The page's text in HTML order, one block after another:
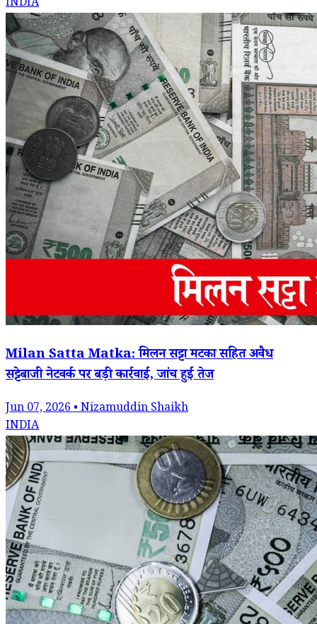
INDIA
Milan Satta Matka: मिलन सट्टा मटका सहित अवैध
सट्टेबाजी नेटवर्क पर बड़ी कार्रवाई, जांच हुईं तेज
Jun 07, 2026 • Nizamuddin Shaikh
INDIA